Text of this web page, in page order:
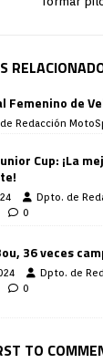
Femenino de
Redacción
Cup: ¡La
Dpto. de
0
36 veces
Dpto. de
0
TO